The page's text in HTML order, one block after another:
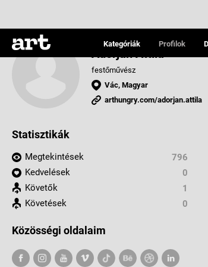
Kategóriák Profilok
Adorján Attila
festőművész
Vác, Magyar
arthungry.com/adorjan.attila
Statisztikák
Megtekintések
796
Kedvelések
0
Követők
1
Követések
0
Közösségi oldalaim